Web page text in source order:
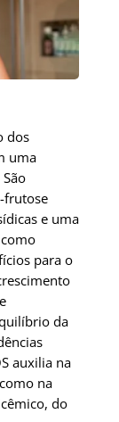
dos
uma
frutose
e uma
para o
da
auxilia na
na
do